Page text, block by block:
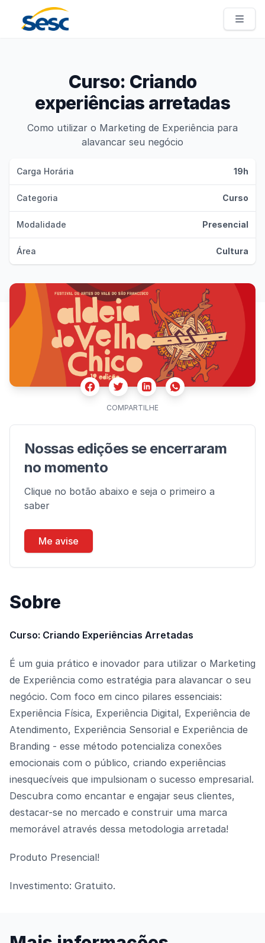
Sesc Pernambuco
Curso: Criando
experiências arretadas
Como utilizar o Marketing de Experiência para
alavancar seu negócio
Carga Horária 19h
Categoria Curso
Modalidade Presencial
Área Cultura
FacebookTwitterLinkedinWhatsapp
COMPARTILHE
Nossas edições se encerraram
no momento
Clique no botão abaixo e seja o primeiro a
saber
Me avise
Sobre
Curso: Criando Experiências Arretadas
É um guia prático e inovador para utilizar o Marketing
de Experiência como estratégia para alavancar o seu
negócio. Com foco em cinco pilares essenciais:
Experiência Física, Experiência Digital, Experiência de
Atendimento, Experiência Sensorial e Experiência de
Branding - esse método potencializa conexões
emocionais com o público, criando experiências
inesquecíveis que impulsionam o sucesso empresarial.
Descubra como encantar e engajar seus clientes,
destacar-se no mercado e construir uma marca
memorável através dessa metodologia arretada!
Produto Presencial!
Investimento: Gratuito.